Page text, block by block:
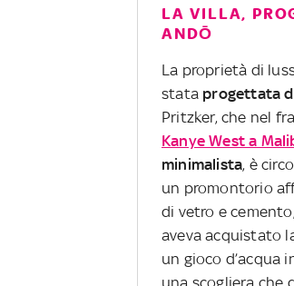
LA VILLA,
ANDŌ
La proprietà di
stata progettata
Pritzker, che nel
Kanye West a
minimalista, è
un promontorio
di vetro e
aveva acquistato
un gioco d’acqua
una scogliera che